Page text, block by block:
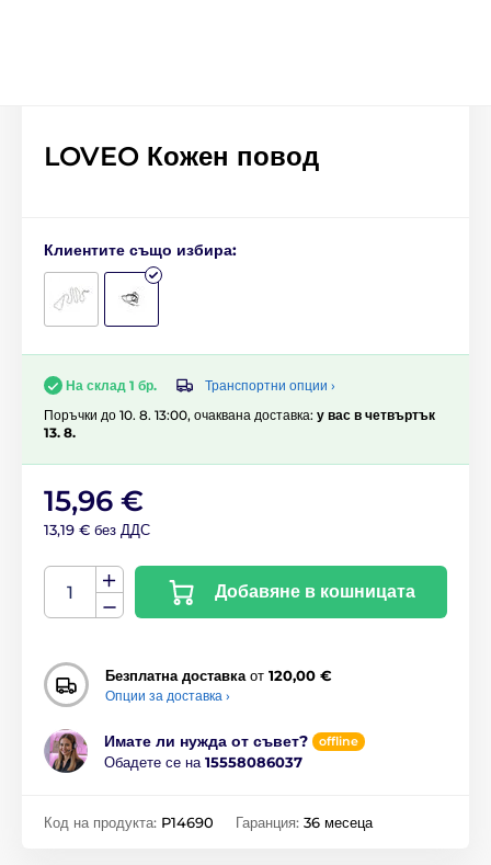
LOVEO Кожен повод
Клиентите също избира:
На склад 1 бр.
Транспортни опции ›
Поръчки до 10. 8. 13:00, очаквана доставка: у вас в четвъртък
13. 8.
15,96 €
13,19 € без ДДС
Добавяне в кошницата
Безплатна доставка от 120,00 €
Опции за доставка ›
Имате ли нужда от съвет? offline
Обадете се на 15558086037
Код на продукта: P14690 Гаранция: 36 месеца